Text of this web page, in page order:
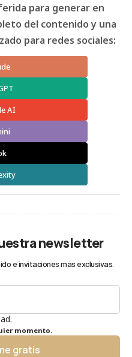
para generar en
del contenido y una
para redes sociales:
AI
newsletter
e invitaciones más exclusivas.
momento.
gratis